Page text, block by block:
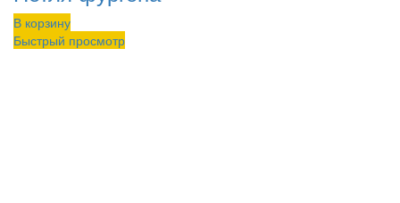
В корзину
Быстрый просмотр